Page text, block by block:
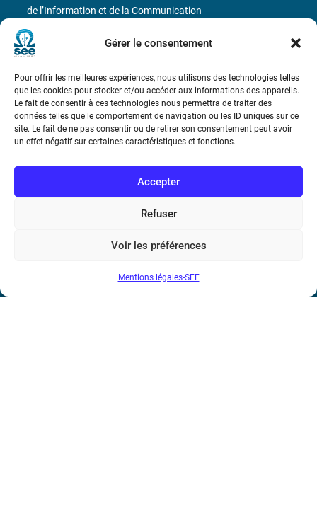
Gérer le consentement
Pour offrir les meilleures expériences, nous utilisons des technologies telles
que les cookies pour stocker et/ou accéder aux informations des appareils.
Le fait de consentir à ces technologies nous permettra de traiter des
données telles que le comportement de navigation ou les ID uniques sur ce
site. Le fait de ne pas consentir ou de retirer son consentement peut avoir
un effet négatif sur certaines caractéristiques et fonctions.
Accepter
Refuser
Voir les préférences
Mentions légales-SEE
Bicentenaire des découvertes d’André-
Marie Ampère
Conditions Générales de Vente
Mentions légales
de l’Information et de la Communication
17 rue de l’Amiral Hamelin 75116 Paris
Métro : « Boissière » Ligne 6 et « Iéna » Ligne 9
Téléphone : (+33) 1 56 90 37 17
N° de SIREN : 785 393 232, Code APE : 9412Z TVA intra-